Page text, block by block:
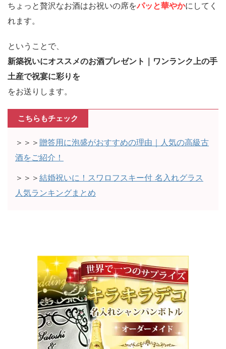
ちょっと贅沢なお酒はお祝いの席をパッと華やかにしてく
れます。
ということで、
新築祝いにオススメのお酒プレゼント｜ワンランク上の手
土産で祝宴に彩りを
をお送りします。
こちらもチェック
＞＞＞ 贈答用に泡盛がおすすめの理由｜人気の高級古
酒をご紹介！
＞＞＞ 結婚祝いに！スワロフスキー付 名入れグラス
人気ランキングまとめ